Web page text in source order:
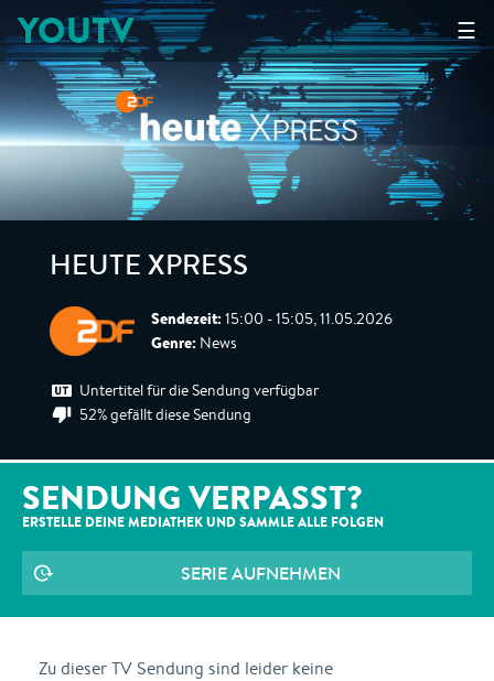
☰
YOUTV
HEUTE XPRESS
Sendezeit: 15:00 - 15:05, 11.05.2026
Genre: News
Untertitel für die Sendung verfügbar
52% gefällt diese Sendung
SENDUNG VERPASST?
ERSTELLE DEINE MEDIATHEK UND SAMMLE ALLE FOLGEN
SERIE AUFNEHMEN
Zu dieser TV Sendung sind leider keine